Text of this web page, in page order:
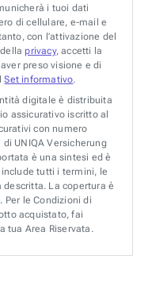
i tuoi dati
di cellulare, e-mail e
con l’attivazione del
privacy, accetti la
preso visione e di
Set informativo.
digitale è distribuita
assicurativo iscritto al
con numero
UNIQA Versicherung
è una sintesi ed è
tutti i termini, le
La copertura è
le Condizioni di
acquistato, fai
tua Area Riservata.